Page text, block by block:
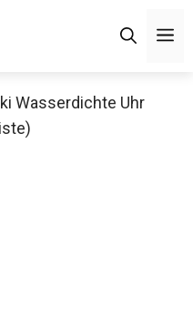
Wasserdichte Uhr